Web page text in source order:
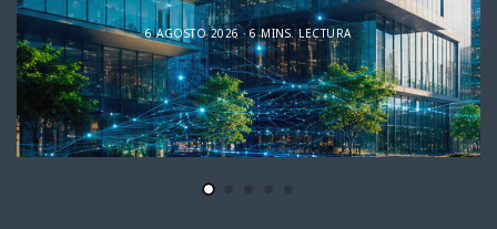
6 AGOSTO 2026 6 MINS. LECTURA